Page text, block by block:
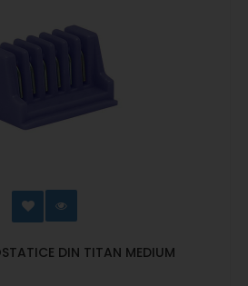
DIN TITAN MEDIUM